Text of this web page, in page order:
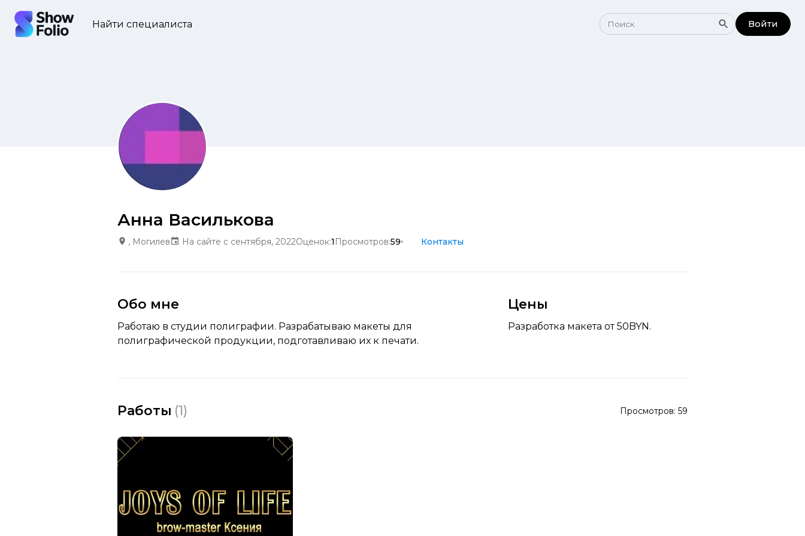
Найти специалиста Войти
Анна Василькова
, Могилев На сайте с сентября, 2022Оценок:1Просмотров:59 Контакты
Обо мне
Работаю в студии полиграфии. Разрабатываю макеты для
полиграфической продукции, подготавливаю их к печати.
Цены
Разработка макета от 50BYN.
Работы (1) Просмотров: 59